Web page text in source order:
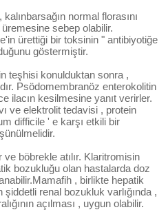
normal florasını
üremesine sebep olabilir.
ürettiği bir toksinin " antibiyotiğe
göstermiştir.
teşhisi konulduktan sonra ,
Psödomembranöz enterokolitin
ilacın kesilmesine yanıt verirler.
ve elektrolit tedavisi , protein
difficile ' e karşı etkili bir
böbrekle atılır. Klaritromisin
bozukluğu olan hastalarda doz
, birlikte hepatik
renal bozukluk varlığında ,
açılması , uygun olabilir.